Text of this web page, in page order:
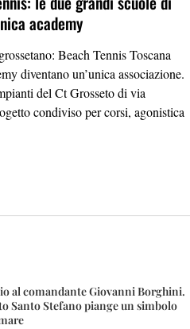
academy
Beach Tennis Toscana
diventano un’unica associazione.
del Ct Grosseto di via
condiviso per corsi, agonistica
al comandante Giovanni Borghini.
Santo Stefano piange un simbolo